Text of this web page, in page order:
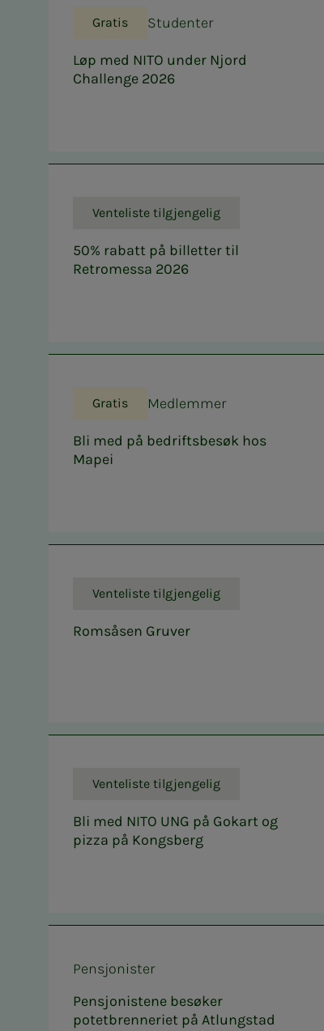
Gratis Studenter
Løp med NITO under Njord
Challenge 2026
Venteliste tilgjengelig
50% rabatt på billetter til
Retromessa 2026
Gratis Medlemmer
Bli med på bedriftsbesøk hos
Mapei
Venteliste tilgjengelig
Romsåsen Gruver
Venteliste tilgjengelig
Bli med NITO UNG på Gokart og
pizza på Kongsberg
Pensjonister
Pensjonistene besøker
potetbrenneriet på Atlungstad